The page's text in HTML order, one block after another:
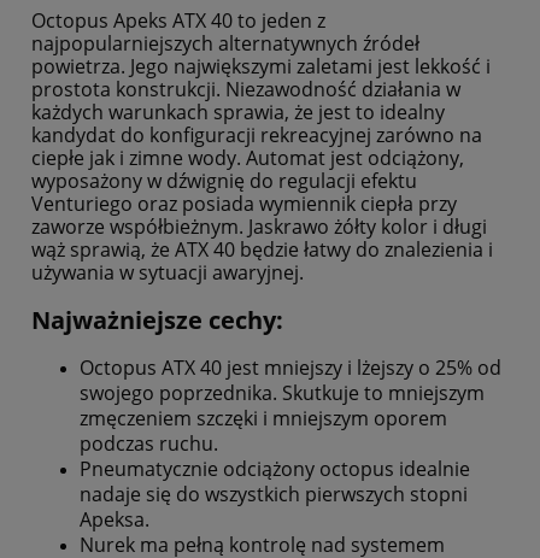
Octopus Apeks ATX 40 to jeden z
najpopularniejszych alternatywnych źródeł
powietrza. Jego największymi zaletami jest lekkość i
prostota konstrukcji. Niezawodność działania w
każdych warunkach sprawia, że jest to idealny
kandydat do konfiguracji rekreacyjnej zarówno na
ciepłe jak i zimne wody. Automat jest odciążony,
wyposażony w dźwignię do regulacji efektu
Venturiego oraz posiada wymiennik ciepła przy
zaworze współbieżnym. Jaskrawo żółty kolor i długi
wąż sprawią, że ATX 40 będzie łatwy do znalezienia i
używania w sytuacji awaryjnej.
Najważniejsze cechy:
Octopus ATX 40 jest mniejszy i lżejszy o 25% od
swojego poprzednika. Skutkuje to mniejszym
zmęczeniem szczęki i mniejszym oporem
podczas ruchu.
Pneumatycznie odciążony octopus idealnie
nadaje się do wszystkich pierwszych stopni
Apeksa.
Nurek ma pełną kontrolę nad systemem